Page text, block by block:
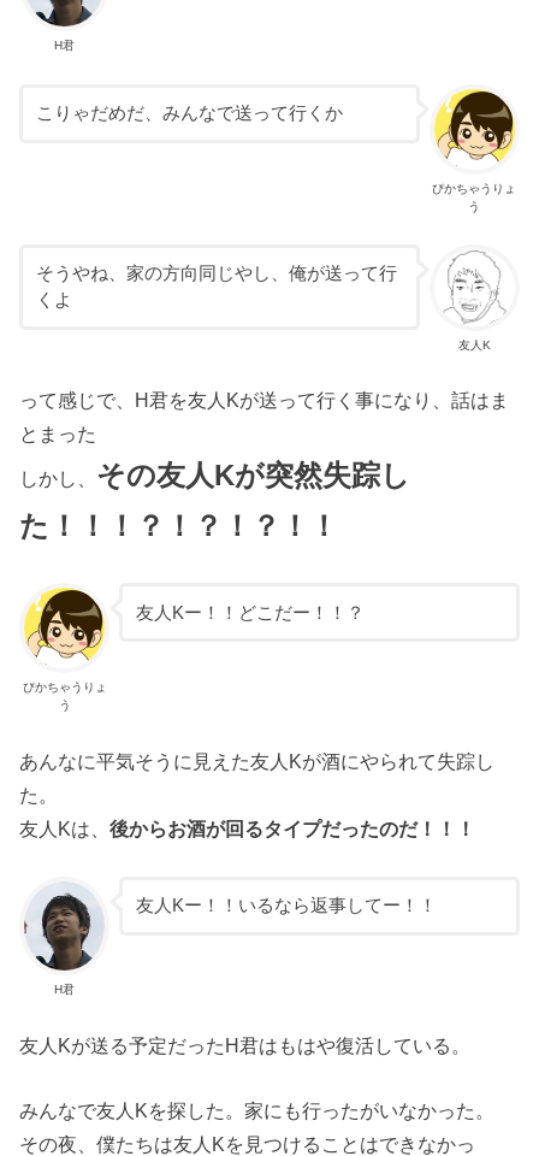
H君
ぴかちゃうりょ
う
こりゃだめだ、みんなで送って行くか
友人K
そうやね、家の方向同じやし、俺が送って行
くよ
って感じで、H君を友人Kが送って行く事になり、話はま
とまった
しかし、 その友人Kが突然失踪し
た！！！？！？！？！！
ぴかちゃうりょ
う
友人Kー！！どこだー！！？
あんなに平気そうに見えた友人Kが酒にやられて失踪し
た。
友人Kは、後からお酒が回るタイプだったのだ！！！
H君
友人Kー！！いるなら返事してー！！
友人Kが送る予定だったH君はもはや復活している。
みんなで友人Kを探した。家にも行ったがいなかった。
その夜、僕たちは友人Kを見つけることはできなかっ